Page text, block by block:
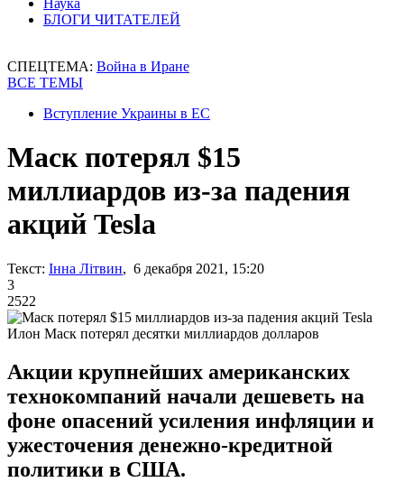
Наука
БЛОГИ ЧИТАТЕЛЕЙ
СПЕЦТЕМА: Война в Иране
ВСЕ ТЕМЫ
Вступление Украины в ЕС
Маск потерял $15
миллиардов из-за падения
акций Tesla
Текст: Інна Літвин, 6 декабря 2021, 15:20
3
2522
Илон Маск потерял десятки миллиардов долларов
Акции крупнейших американских
технокомпаний начали дешеветь на
фоне опасений усиления инфляции и
ужесточения денежно-кредитной
политики в США.